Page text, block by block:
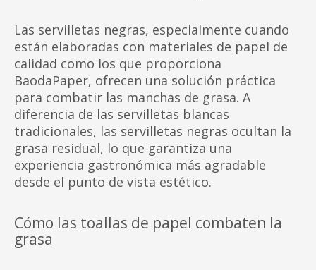
Las servilletas negras, especialmente cuando
están elaboradas con materiales de papel de
calidad como los que proporciona
BaodaPaper, ofrecen una solución práctica
para combatir las manchas de grasa. A
diferencia de las servilletas blancas
tradicionales, las servilletas negras ocultan la
grasa residual, lo que garantiza una
experiencia gastronómica más agradable
desde el punto de vista estético.
Cómo las toallas de papel combaten la
grasa